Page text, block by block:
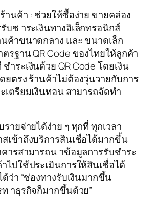
านค้า : ช่วยให้ซื้อง่าย ขายคล่อง
ช าระเงินทางอิเล็กทรอนิกส์
ค้าขนาดกลาง และ ขนาดเล็ก
รฐาน QR Code ของไทยให้ลูกค้า
ำระเงินด้วย QR Code โดยเงิน
ยตรง ร้านค้าไม่ต้องวุ่นวายกับการ
เตรียมเงินทอน สามารถจัดทํา
ายจ่ายได้ง่าย ๆ ทุกที่ ทุกเวลา
เข้าถึงบริการสินเชื่อได้มากขึ้น
ารสามารถน าข้อมูลการรับชำระ
ไปใช้ประเมินการให้สินเชื่อได้
ด้ว่า “ช่องทางรับเงินมากขึ้น
าธุรกิจก็มากขึ้นด้วย”